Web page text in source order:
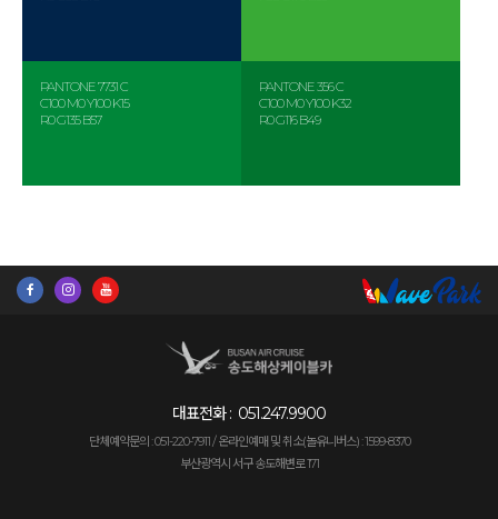
PANTONE 7731 C
C100 M0 Y100 K15
R0 G135 B57
PANTONE 356 C
C100 M0 Y100 K32
R0 G116 B49
대표전화 : 051.247.9900
단체예약문의 : 051-220-7911 / 온라인예매 및 취소(놀유니버스) : 1599-8370
부산광역시 서구 송도해변로 171